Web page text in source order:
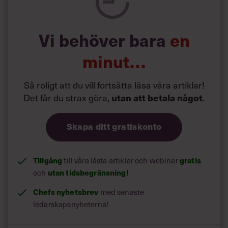
Vi behöver bara en
minut…
Så roligt att du vill fortsätta läsa våra artiklar!
Det får du strax göra, utan att betala något.
Skapa ditt gratiskonto
Tillgångtill våra låsta artiklar och webinargratis
och utan tidsbegränsning!
Chefs nyhetsbrev med senaste
ledarskapsnyheterna!